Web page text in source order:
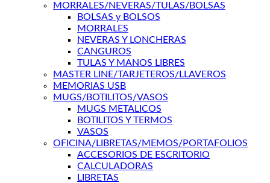
MORRALES/NEVERAS/TULAS/BOLSAS
BOLSAS y BOLSOS
MORRALES
NEVERAS Y LONCHERAS
CANGUROS
TULAS Y MANOS LIBRES
MASTER LINE/TARJETEROS/LLAVEROS
MEMORIAS USB
MUGS/BOTILITOS/VASOS
MUGS METALICOS
BOTILITOS Y TERMOS
VASOS
OFICINA/LIBRETAS/MEMOS/PORTAFOLIOS
ACCESORIOS DE ESCRITORIO
CALCULADORAS
LIBRETAS